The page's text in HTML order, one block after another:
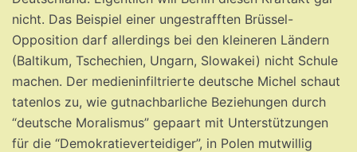
nicht. Das Beispiel einer ungestrafften Brüssel-
Opposition darf allerdings bei den kleineren Ländern
(Baltikum, Tschechien, Ungarn, Slowakei) nicht Schule
machen. Der medieninfiltrierte deutsche Michel schaut
tatenlos zu, wie gutnachbarliche Beziehungen durch
“deutsche Moralismus” gepaart mit Unterstützungen
für die “Demokratieverteidiger”, in Polen mutwillig